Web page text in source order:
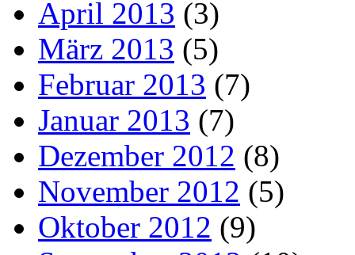
April 2013 (3)
März 2013 (5)
Februar 2013 (7)
Januar 2013 (7)
Dezember 2012 (8)
November 2012 (5)
Oktober 2012 (9)